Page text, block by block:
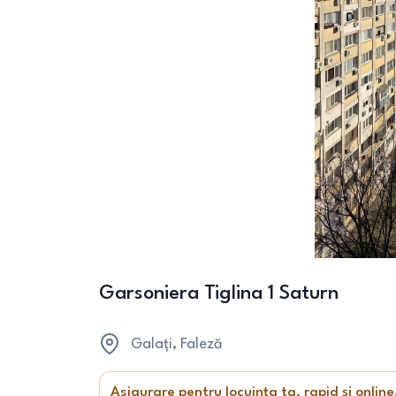
Garsoniera Tiglina 1 Saturn
Galați, Faleză
Asigurare pentru locuința ta, rapid și